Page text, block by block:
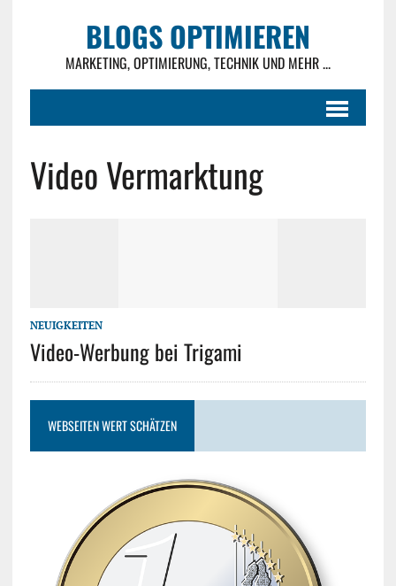
BLOGS OPTIMIEREN
MARKETING, OPTIMIERUNG, TECHNIK UND MEHR ...
Video Vermarktung
NEUIGKEITEN
Video-Werbung bei Trigami
WEBSEITEN WERT SCHÄTZEN